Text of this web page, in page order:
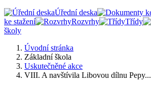
Úřední deska
ke stažení
Rozvrhy Třídy
školy
Úvodní stránka
Základní škola
Uskutečněné akce
VIII. A navštívila Libovou dílnu Pepy...